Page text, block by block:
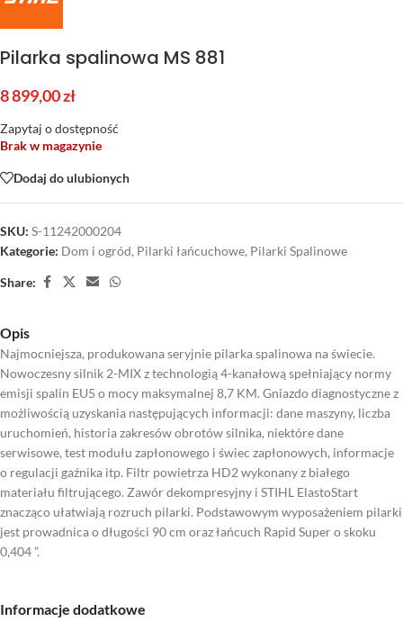
Pilarka spalinowa MS 881
8 899,00zł
Zapytaj o dostępność
Brak w magazynie
Dodaj do ulubionych
SKU: S-11242000204
Kategorie: Dom i ogród, Pilarki łańcuchowe, Pilarki Spalinowe
Share:
Opis
Najmocniejsza, produkowana seryjnie pilarka spalinowa na świecie.
Nowoczesny silnik 2-MIX z technologią 4-kanałową spełniający normy
emisji spalin EU5 o mocy maksymalnej 8,7 KM. Gniazdo diagnostyczne z
możliwością uzyskania następujących informacji: dane maszyny, liczba
uruchomień, historia zakresów obrotów silnika, niektóre dane
serwisowe, test modułu zapłonowego i świec zapłonowych, informacje
o regulacji gaźnika itp. Filtr powietrza HD2 wykonany z białego
materiału filtrującego. Zawór dekompresyjny i STIHL ElastoStart
znacząco ułatwiają rozruch pilarki. Podstawowym wyposażeniem pilarki
jest prowadnica o długości 90 cm oraz łańcuch Rapid Super o skoku
0,404 ”.
Informacje dodatkowe